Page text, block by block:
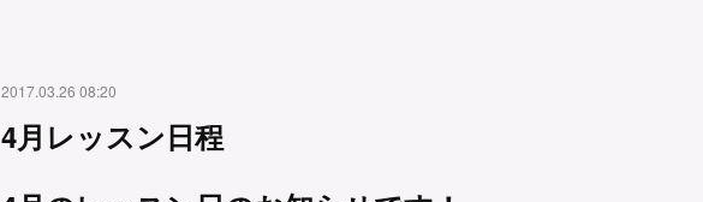
2017.03.26 08:20
4月レッスン日程